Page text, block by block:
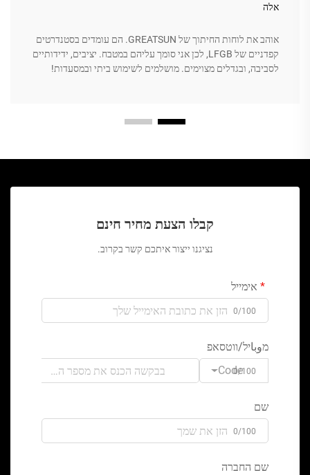
אלה
אוהב את לוחות החיתוך של GREATSUN. הם עומדים בסטנדרטים
קפדניים של LFGB, לכן אני סומך עליהם במטבח. יציבים, ידידותיים
לסביבה, ובגדלים מצוימים. מושלמים לשימוש ביתי ובמסעדות!
קבלו הצעת מחיר חינם
נציגנו ייצור איתכם קשר בקרוב.
אימייל
0/100
מوباיל/ווטסאפ
Code0/100
שם
0/100
שם החברה